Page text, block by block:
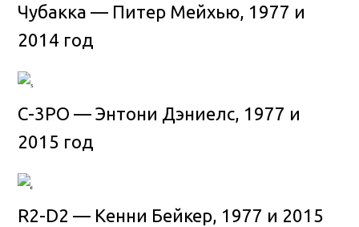
Чубакка — Питер Мейхью, 1977 и
2014 год
С-3РО — Энтони Дэниелс, 1977 и
2015 год
R2-D2 — Кенни Бейкер, 1977 и 2015